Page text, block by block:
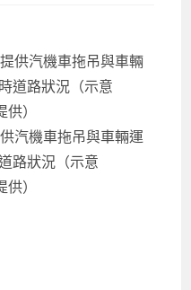
汽機車拖吊與車輛運
路狀況（示意
）